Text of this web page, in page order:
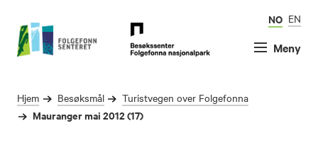
NO EN
Meny
Hjem Besøksmål Turistvegen over Folgefonna
Mauranger mai 2012 (17)